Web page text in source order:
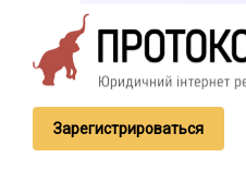
Зарегистрироваться